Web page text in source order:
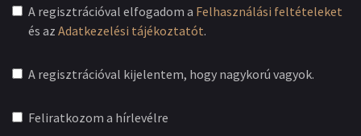
A regisztrációval elfogadom a Felhasználási feltételeket
és az Adatkezelési tájékoztatót.
A regisztrációval kijelentem, hogy nagykorú vagyok.
Feliratkozom a hírlevélre